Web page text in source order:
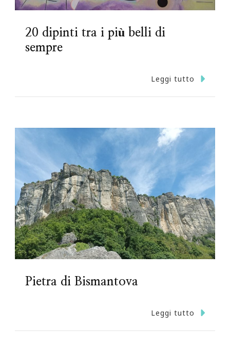
20 dipinti tra i più belli di
sempre
Leggi tutto
Pietra di Bismantova
Leggi tutto